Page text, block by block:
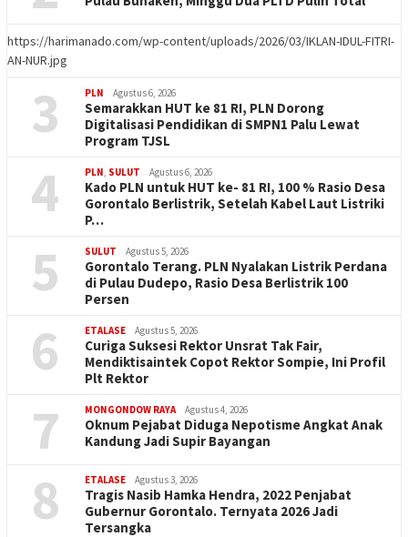
https://harimanado.com/wp-content/uploads/2026/03/IKLAN-IDUL-FITRI-
AN-NUR.jpg
3 PLN Agustus 6, 2026
Semarakkan HUT ke 81 RI, PLN Dorong
Digitalisasi Pendidikan di SMPN1 Palu Lewat
Program TJSL
4 PLN SULUT Agustus 6, 2026
Kado PLN untuk HUT ke- 81 RI, 100 % Rasio Desa
Gorontalo Berlistrik, Setelah Kabel Laut Listriki
P…
5 SULUT Agustus 5, 2026
Gorontalo Terang. PLN Nyalakan Listrik Perdana
di Pulau Dudepo, Rasio Desa Berlistrik 100
Persen
6 ETALASE Agustus 5, 2026
Curiga Suksesi Rektor Unsrat Tak Fair,
Mendiktisaintek Copot Rektor Sompie, Ini Profil
Plt Rektor
7 MONGONDOW RAYA Agustus 4, 2026
Oknum Pejabat Diduga Nepotisme Angkat Anak
Kandung Jadi Supir Bayangan
8 ETALASE Agustus 3, 2026
Tragis Nasib Hamka Hendra, 2022 Penjabat
Gubernur Gorontalo. Ternyata 2026 Jadi
Tersangka